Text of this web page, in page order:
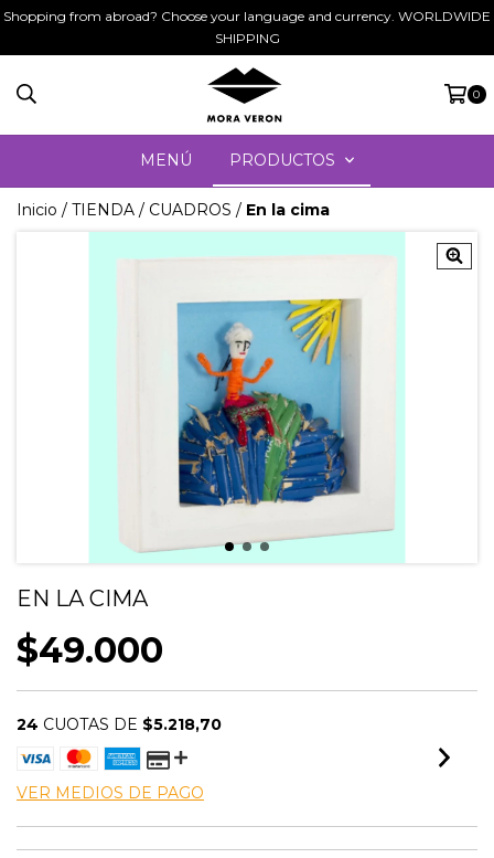
Shopping from abroad? Choose your language and currency. WORLDWIDE
SHIPPING
0
MENÚ PRODUCTOS
Inicio / TIENDA / CUADROS / En la cima
EN LA CIMA
$49.000
24 CUOTAS DE $5.218,70
VER MEDIOS DE PAGO